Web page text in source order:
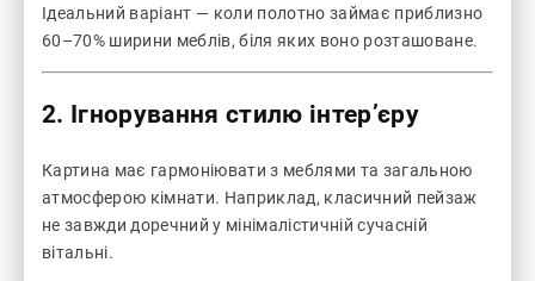
Ідеальний варіант — коли полотно займає приблизно
60–70% ширини меблів, біля яких воно розташоване.
2. Ігнорування стилю інтер’єру
Картина має гармоніювати з меблями та загальною
атмосферою кімнати. Наприклад, класичний пейзаж
не завжди доречний у мінімалістичній сучасній
вітальні.